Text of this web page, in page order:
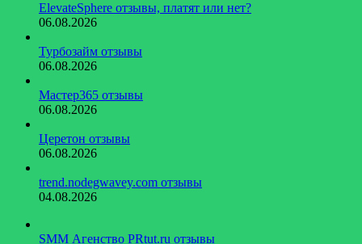
ElevateSphere отзывы, платят или нет?
06.08.2026
Турбозайм отзывы
06.08.2026
Мастер365 отзывы
06.08.2026
Церетон отзывы
06.08.2026
trend.nodegwavey.com отзывы
04.08.2026
SMM Агенство PRtut.ru отзывы